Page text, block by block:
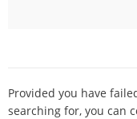
Provided you have
searching for, you can